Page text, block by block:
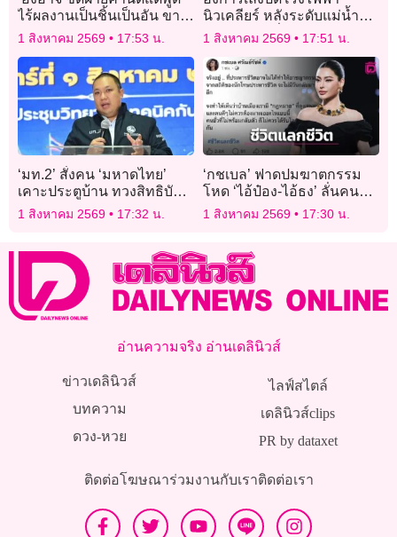
ไร้ผลงานเป็นชิ้นเป็นอัน ขาย
แต่วาทกรรม
1 สิงหาคม 2569 17:53 น.
นิวเคลียร์ หลังระดับแม่น้ำ
ดานูบลดลงต่ำสุดใน
1 สิงหาคม 2569 17:51 น.
‘มท.2’ สั่งคน ‘มหาดไทย’
เคาะประตูบ้าน ทวงสิทธิบัตร
สวัสดิการฯให้ประชาชน คน
1 สิงหาคม 2569 17:32 น.
‘กชเบล’ ฟาดปมฆาตกรรม
โหด ‘ไอ้ป๋อง-ไอ้ธง’ ลั่นคนชั่ว
ไม่ควรได้รับโอกาส หนุน
1 สิงหาคม 2569 17:30 น.
อ่านความจริง อ่านเดลินิวส์
ข่าวเดลินิวส์
บทความ
ดวง-หวย
ไลฟ์สไตล์
เดลินิวส์clips
PR by dataxet
ติดต่อโฆษณาร่วมงานกับเราติดต่อเรา